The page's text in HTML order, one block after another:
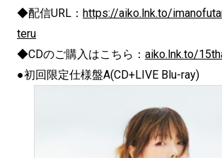
◆配信URL： https://aiko.lnk.to/
teru
◆CDのご購入はこちら： aiko.lnk.to/
●初回限定仕様盤A(CD+LIVE Blu-ray)